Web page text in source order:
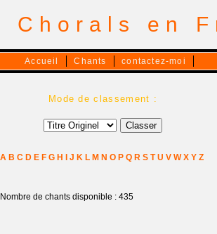
Chorals en
Accueil Chants contactez-moi
Mode de classement :
A B C D E F G H J K L M N O P Q R S T U V W X Y Z
Nombre de chants disponible : 435